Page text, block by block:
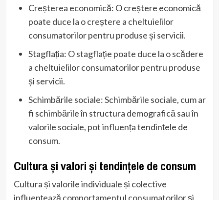
Creșterea economică: O creștere economică
poate duce la o creștere a cheltuielilor
consumatorilor pentru produse și servicii.
Stagflația: O stagflație poate duce la o scădere
a cheltuielilor consumatorilor pentru produse
și servicii.
Schimbările sociale: Schimbările sociale, cum ar
fi schimbările în structura demografică sau în
valorile sociale, pot influența tendințele de
consum.
Cultura și valori și tendințele de consum
Cultura și valorile individuale și colective
influențează comportamentul consumatorilor și